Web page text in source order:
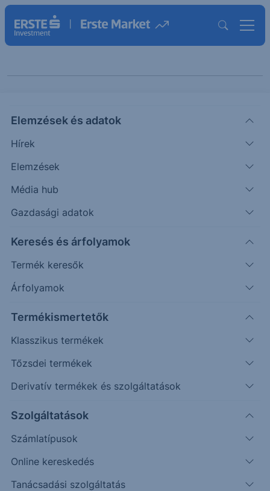
Elemzések és adatok
Hírek
Elemzések
Média hub
Gazdasági adatok
Keresés és árfolyamok
Termék keresők
Árfolyamok
Termékismertetők
Klasszikus termékek
Tőzsdei termékek
Derivatív termékek és szolgáltatások
Szolgáltatások
Számlatípusok
Online kereskedés
Tanácsadási szolgáltatás
Témák szerint
Keresés
2204 találat cikkeink között
TESLA - 2025/26 - napi
Az elmúlt időszakban először esés érkezett a piacra,
mely elérte az elsődleges és másodlagos célárat is,